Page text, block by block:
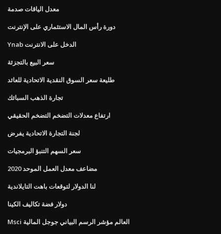
معدل الياقات صدمة
دورة رأس المال الاستثماري على الإنترنت
Ynab الدخل على الانترنت
سعر البيع بالتجزئة
طليعة سعر السوق النقدية الاتحادية للعائد
تجارة الذهب السبائك
ارتفاع معدلات التضخم التضخم الحقيقي
لجنة التجارة الاتحادية يفرض
سعر السهم التنبؤ البرمجيات
مضاعف معدل العمل الموحد 2020
لنا الدولار لتوقعات باهت التايلاندية
دولار فضة تكاليف الكينا
Msci العالم مؤشر الرسم البياني جوجل المالية